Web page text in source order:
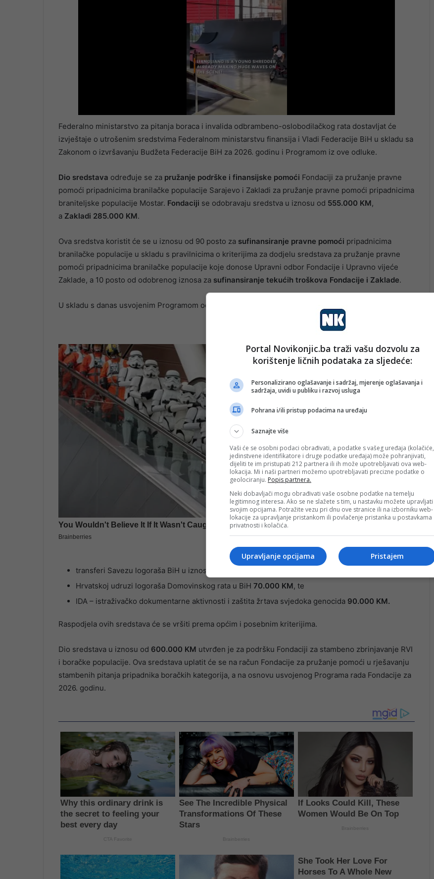
Federalno ministarstvo za pitanja boraca i invalida odbrambeno-oslobodilačkog rata dostavljat će
izvještaje o utrošenim sredstvima Federalnom ministarstvu finansija i Vladi Federacije BiH u skladu sa
Zakonom o izvršavanju Budžeta Federacije BiH za 2026. godinu i Programom iz ove odluke.
Dio sredstava određuje se za pružanje podrške i finansijske pomoći Fondaciji za pružanje pravne
pomoći pripadnicima branilačke populacije Sarajevo i Zakladi za pružanje pravne pomoći pripadnicima
braniteljske populacije Mostar. Fondaciji se odobravaju sredstva u iznosu od 555.000 KM,
a Zakladi 285.000 KM.
Ova sredstva koristit će se u iznosu od 90 posto za sufinansiranje pravne pomoći pripadnicima
branilačke populacije u skladu s pravilnicima o kriterijima za dodjelu sredstava za pružanje pravne
pomoći pripadnicima branilačke populacije koje donose Upravni odbor Fondacije i Upravno vijeće
Zaklade, a 10 posto od odobrenog iznosa za sufinansiranje tekućih troškova Fondacije i Zaklade.
U skladu s danas usvojenim Programom određuju se i:
transferi Savezu logoraša BiH u iznosu od
Hrvatskoj udruzi logoraša Domovinskog rata u BiH 70.000 KM, te
IDA – istraživačko dokumentarne aktivnosti i zaštita žrtava svjedoka genocida 90.000 KM.
Raspodjela ovih sredstava će se vršiti prema općim i posebnim kriterijima.
Dio sredstava u iznosu od 600.000 KM utvrđen je za podršku Fondaciji za stambeno zbrinjavanje RVI
i boračke populacije. Ova sredstava uplatit će se na račun Fondacije za pružanje pomoći u rješavanju
stambenih pitanja pripadnika boračkih kategorija, a na osnovu usvojenog Programa rada Fondacije za
2026. godinu.
Portal Novikonjic.ba traži vašu dozvolu za
korištenje ličnih podataka za sljedeće:
Personalizirano oglašavanje i sadržaj, mjerenje oglašavanja i
sadržaja, uvidi u publiku i razvoj usluga
Pohrana i/ili pristup podacima na uređaju
Saznajte više
Vaši će se osobni podaci obrađivati, a podatke s vašeg uređaja (kolačiće,
jedinstvene identifikatore i druge podatke uređaja) može pohranjivati,
dijeliti te im pristupati 212 partnera ili ih može upotrebljavati ova web-
lokacija. Mi i naši partneri možemo upotrebljavati precizne podatke o
geolociranju. Popis partnera.
Neki dobavljači mogu obrađivati vaše osobne podatke na temelju
legitimnog interesa. Ako se ne slažete s tim, u nastavku možete upravljati
svojim opcijama. Potražite vezu pri dnu ove stranice ili na izborniku web-
lokacije za upravljanje pristankom ili povlačenje pristanka u postavkama
privatnosti i kolačića.
Pristajem
Upravljanje opcijama